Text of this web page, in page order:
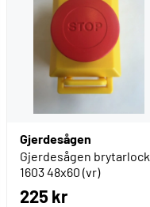
Gjerdesågen
Gjerdesågen brytarlock
1603 48x60 (vr)
225 kr